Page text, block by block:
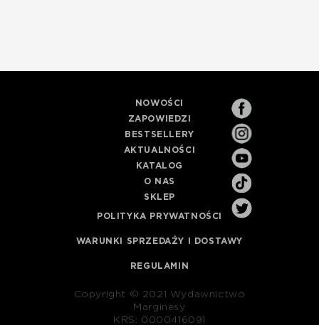
NOWOŚCI
ZAPOWIEDZI
BESTSELLERY
AKTUALNOŚCI
KATALOG
O NAS
SKLEP
POLITYKA PRYWATNOŚCI
WARUNKI SPRZEDAŻY I DOSTAWY
REGULAMIN
Copyright © 2021 Wydawnictwo
Marginesy
KRS: 0000416091